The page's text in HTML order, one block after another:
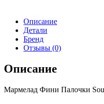
Описание
Детали
Бренд
Отзывы (0)
Описание
Мармелад Фини Палочки